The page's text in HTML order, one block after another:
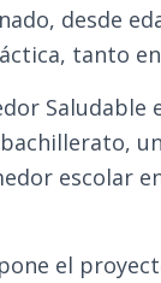
desde
tanto en
Saludable
escolar
el